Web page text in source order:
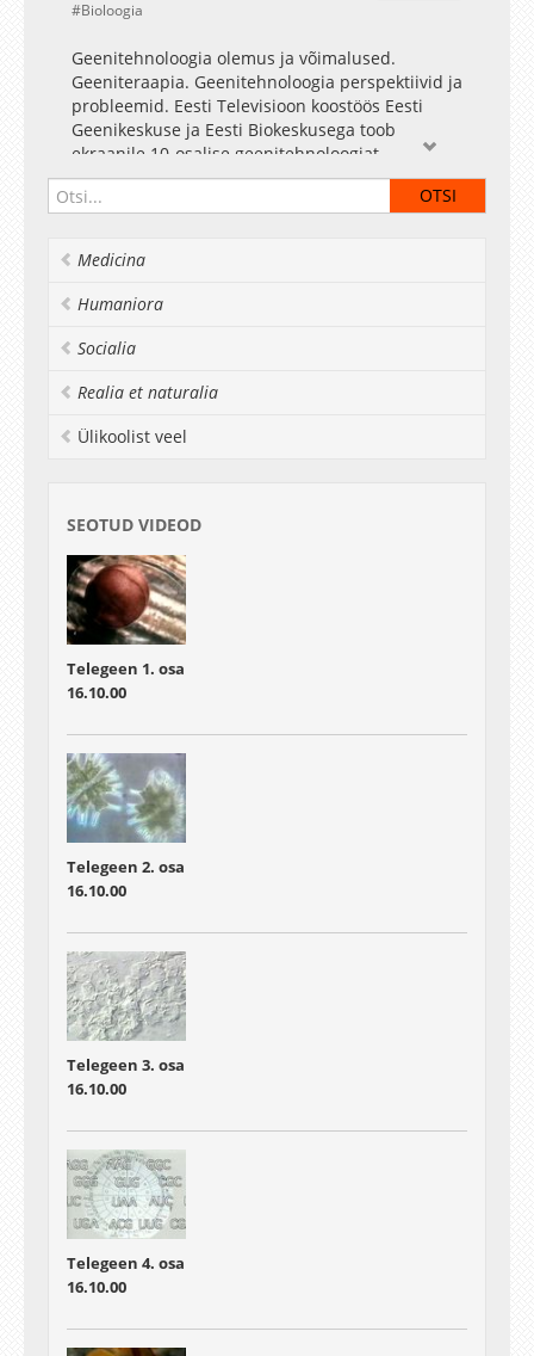
Bioloogia
Geenitehnoloogia olemus ja võimalused.
Geeniteraapia. Geenitehnoloogia perspektiivid ja
probleemid. Eesti Televisioon koostöös Eesti
Geenikeskuse ja Eesti Biokeskusega toob
ekraanile 10-osalise geenitehnoloogiat
tutvustava haridusliku saatesarja. Kümne
saatega antakse ülevaade rakubioloogiast,
meditsiinis, keskkonnakaitses ja
põllumajanduses, saates esinevad mitmed
nimekad teadlased Tartu Ülikoolist ning
Medicina
Humaniora
Socialia
Realia et naturalia
Ülikoolist veel
SEOTUD VIDEOD
Telegeen 1. osa
16.10.00
Telegeen 2. osa
16.10.00
Telegeen 3. osa
16.10.00
Telegeen 4. osa
16.10.00